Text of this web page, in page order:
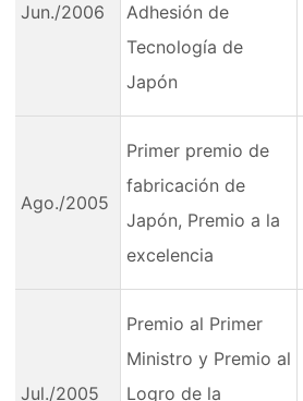
Jun./2006
Adhesión de
Tecnología de
Japón
Ago./2005
Primer premio de
fabricación de
Japón, Premio a la
excelencia
Jul./2005
Premio al Primer
Ministro y Premio al
Logro de la